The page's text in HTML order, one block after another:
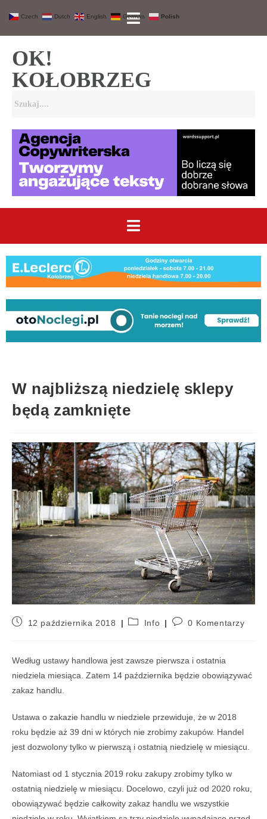
OK!
KOŁOBRZEG
W najbliższą niedzielę sklepy
będą zamknięte
12 października 2018 Info 0 Komentarzy
Według ustawy handlowa jest zawsze pierwsza i ostatnia
niedziela miesiąca. Zatem 14 października będzie obowiązywać
zakaz handlu.
Ustawa o zakazie handlu w niedziele przewiduje, że w 2018
roku będzie aż 39 dni w których nie zrobimy zakupów. Handel
jest dozwolony tylko w pierwszą i ostatnią niedzielę w miesiącu.
Natomiast od 1 stycznia 2019 roku zakupy zrobimy tylko w
ostatnią niedzielę w miesiącu. Docelowo, czyli już od 2020 roku,
obowiązywać będzie całkowity zakaz handlu we wszystkie
Czech Dutch English German Polish